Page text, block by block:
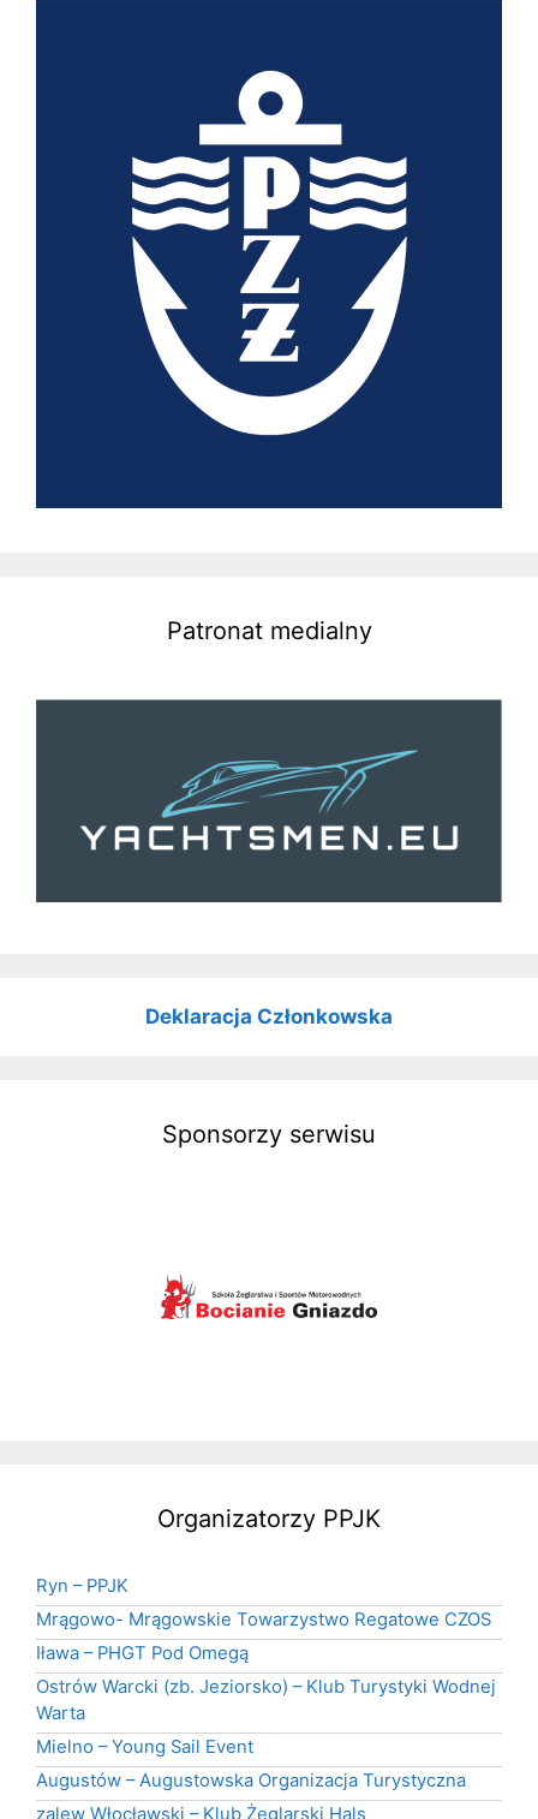
Patronat medialny
Deklaracja Członkowska
Sponsorzy serwisu
Organizatorzy PPJK
Ryn – PPJK
Mrągowo- Mrągowskie Towarzystwo Regatowe CZOS
Iława – PHGT Pod Omegą
Ostrów Warcki (zb. Jeziorsko) – Klub Turystyki Wodnej
Warta
Mielno – Young Sail Event
Augustów – Augustowska Organizacja Turystyczna
zalew Włocławski – Klub Żeglarski Hals